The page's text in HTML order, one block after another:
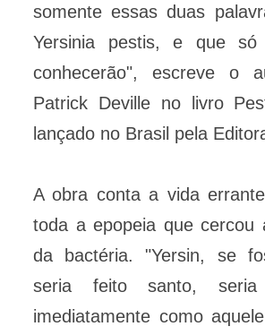
somente essas duas
Yersinia pestis, e que só
conhecerão", escreve o
Patrick Deville no livro
lançado no Brasil pela
A obra conta a vida
toda a epopeia que cercou
da bactéria. "Yersin, se
seria feito santo, seria
imediatamente como